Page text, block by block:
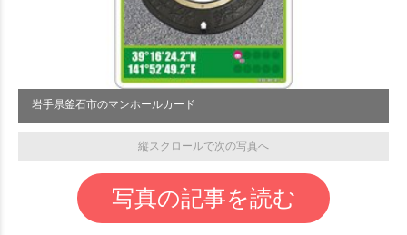
岩手県釜石市のマンホールカード
縦スクロールで次の写真へ
写真の記事を読む